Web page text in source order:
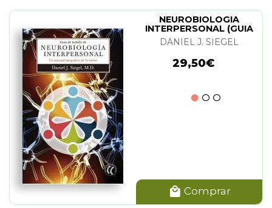
NEUROBIOLOGIA
INTERPERSONAL (GUIA
DE BOLSILLO)
DANIEL J. SIEGEL
29,50€
Comprar